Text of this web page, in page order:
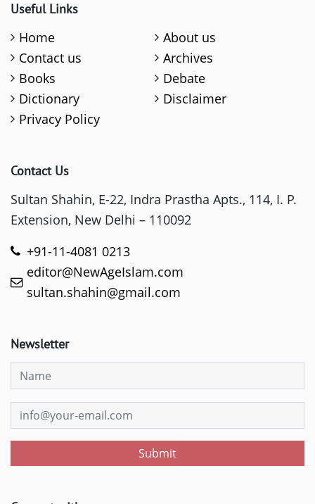
Useful Links
Home
About us
Contact us
Archives
Books
Debate
Dictionary
Disclaimer
Privacy Policy
Contact Us
Sultan Shahin, E-22, Indra Prastha Apts., 114, I. P.
Extension, New Delhi – 110092
+91-11-4081 0213
editor@NewAgeIslam.com
sultan.shahin@gmail.com
Newsletter
Submit